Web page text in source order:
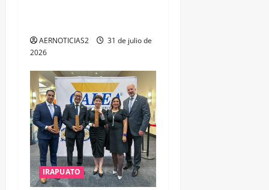
AERNOTICIAS2
31 de julio de
2026
IRAPUATO